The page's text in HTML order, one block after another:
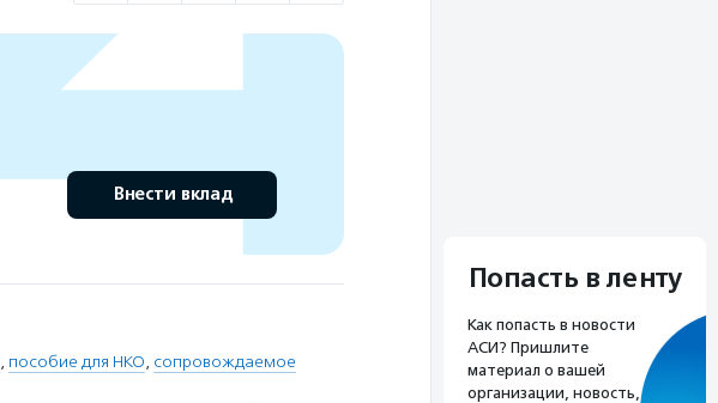
Внести вклад
, пособие для НКО, сопровождаемое
Попасть в ленту
Как попасть в новости
АСИ? Пришлите
материал о вашей
организации, новость,